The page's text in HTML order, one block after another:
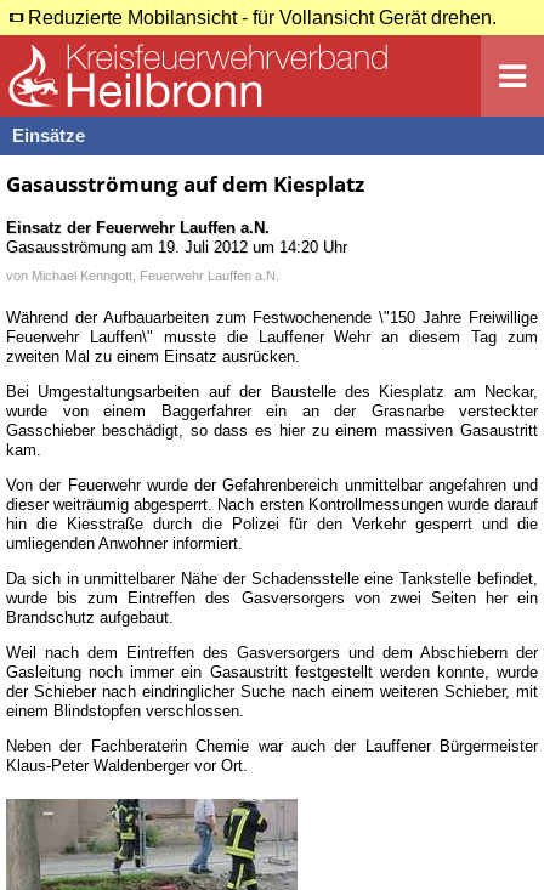
Reduzierte Mobilansicht - für Vollansicht Gerät drehen.
Einsätze
Gasausströmung auf dem Kiesplatz
Einsatz der FeuerwehrLauffen a.N.
Gasausströmung am 19. Juli 2012 um 14:20 Uhr
von Michael Kenngott, Feuerwehr Lauffen a.N.
Während der Aufbauarbeiten zum Festwochenende \"150 Jahre Freiwillige
Feuerwehr Lauffen\" musste die Lauffener Wehr an diesem Tag zum
zweiten Mal zu einem Einsatz ausrücken.
Bei Umgestaltungsarbeiten auf der Baustelle des Kiesplatz am Neckar,
wurde von einem Baggerfahrer ein an der Grasnarbe versteckter
Gasschieber beschädigt, so dass es hier zu einem massiven Gasaustritt
kam.
Von der Feuerwehr wurde der Gefahrenbereich unmittelbar angefahren und
dieser weiträumig abgesperrt. Nach ersten Kontrollmessungen wurde darauf
hin die Kiesstraße durch die Polizei für den Verkehr gesperrt und die
umliegenden Anwohner informiert.
Da sich in unmittelbarer Nähe der Schadensstelle eine Tankstelle befindet,
wurde bis zum Eintreffen des Gasversorgers von zwei Seiten her ein
Brandschutz aufgebaut.
Weil nach dem Eintreffen des Gasversorgers und dem Abschiebern der
Gasleitung noch immer ein Gasaustritt festgestellt werden konnte, wurde
der Schieber nach eindringlicher Suche nach einem weiteren Schieber, mit
einem Blindstopfen verschlossen.
Neben der Fachberaterin Chemie war auch der Lauffener Bürgermeister
Klaus-Peter Waldenberger vor Ort.